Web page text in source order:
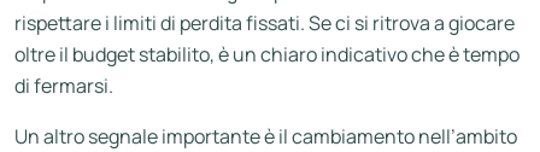
rispettare i limiti di perdita fissati. Se ci si ritrova a giocare
oltre il budget stabilito, è un chiaro indicativo che è tempo
di fermarsi.
Un altro segnale importante è il cambiamento nell’ambito